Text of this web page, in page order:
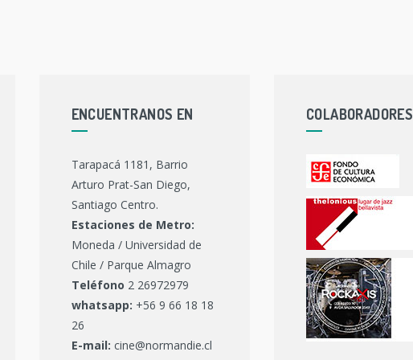
ENCUENTRANOS EN
Tarapacá 1181, Barrio
Arturo Prat-San Diego,
Santiago Centro.
Estaciones de Metro:
Moneda / Universidad de
Chile / Parque Almagro
Teléfono 2 26972979
whatsapp: +56 9 66 18 18
26
E-mail: cine@normandie.cl
COLABORADORES